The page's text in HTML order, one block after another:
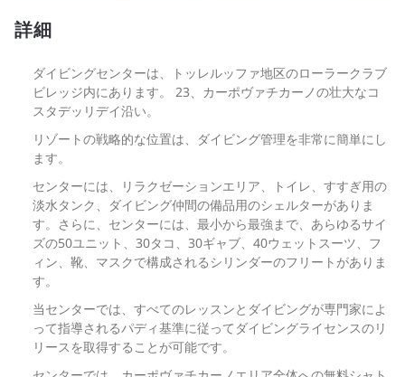
詳細
ダイビングセンターは、トッレルッファ地区のローラークラブ
ビレッジ内にあります。 23、カーポヴァチカーノの壮大なコ
スタデッリデイ沿い。
リゾートの戦略的な位置は、ダイビング管理を非常に簡単にし
ます。
センターには、リラクゼーションエリア、トイレ、すすぎ用の
淡水タンク、ダイビング仲間の備品用のシェルターがありま
す。さらに、センターには、最小から最強まで、あらゆるサイ
ズの50ユニット、30タコ、30ギャブ、40ウェットスーツ、フ
ィン、靴、マスクで構成されるシリンダーのフリートがありま
す。
当センターでは、すべてのレッスンとダイビングが専門家によ
って指導されるパディ基準に従ってダイビングライセンスのリ
リースを取得することが可能です。